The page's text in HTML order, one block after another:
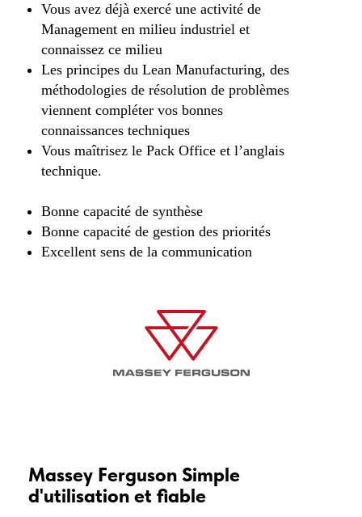
Vous avez déjà exercé une activité de
Management en milieu industriel et
connaissez ce milieu
Les principes du Lean Manufacturing, des
méthodologies de résolution de problèmes
viennent compléter vos bonnes
connaissances techniques
Vous maîtrisez le Pack Office et l’anglais
technique.
Bonne capacité de synthèse
Bonne capacité de gestion des priorités
Excellent sens de la communication
Massey Ferguson Simple
d'utilisation et fiable